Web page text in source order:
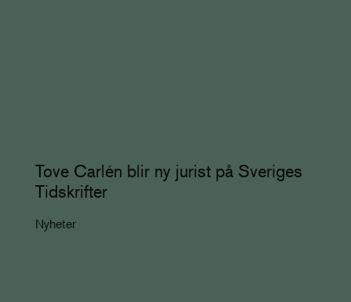
Tove Carlén blir ny jurist på Sveriges
Tidskrifter
Nyheter